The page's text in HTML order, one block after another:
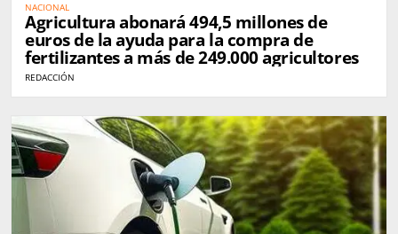
NACIONAL
Agricultura abonará 494,5 millones de
euros de la ayuda para la compra de
fertilizantes a más de 249.000 agricultores
REDACCIÓN